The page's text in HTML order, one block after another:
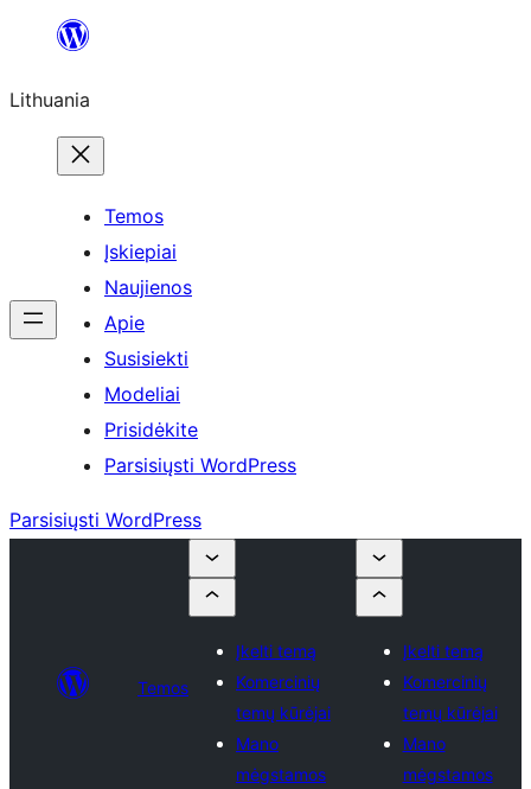
turinio
Lithuania
Temos
Įskiepiai
Naujienos
Apie
Susisiekti
Modeliai
Prisidėkite
Parsisiųsti WordPress
Parsisiųsti WordPress
Temos
Įkelti temą
Komercinių
temų kūrėjai
Mano
mėgstamos
Įkelti temą
Komercinių
temų kūrėjai
Mano
mėgstamos